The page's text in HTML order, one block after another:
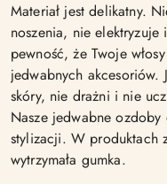
Materiał jest delikatny.
noszenia, nie
pewność, że Twoje
jedwabnych akcesoriów.
skóry, nie drażni i nie
Nasze jedwabne
stylizacji. W produktach
wytrzymała gumka.